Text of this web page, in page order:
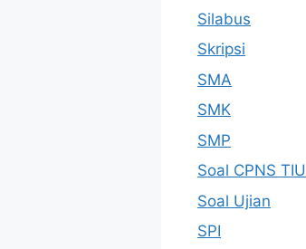
Silabus
Skripsi
SMA
SMK
SMP
Soal CPNS TIU
Soal Ujian
SPI